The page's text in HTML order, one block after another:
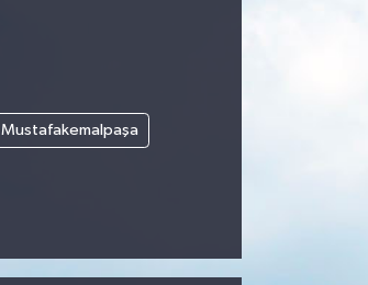
Mustafakemalpaşa